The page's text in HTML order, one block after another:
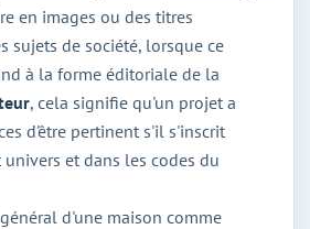
en images ou des titres
sujets de société, lorsque ce
à la forme éditoriale de la
, cela signifie qu'un projet a
d'être pertinent s'il s'inscrit
et dans les codes du
d'une maison comme